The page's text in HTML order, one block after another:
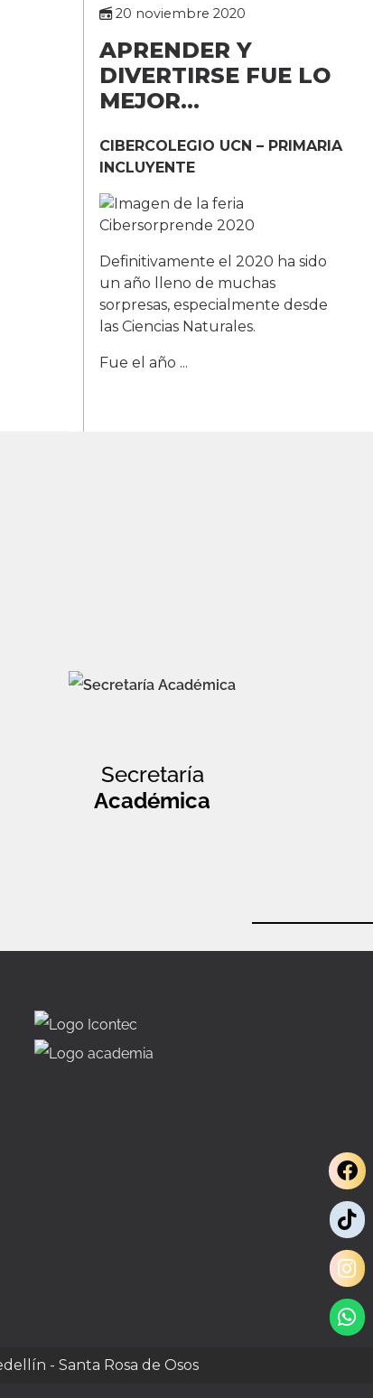
20 noviembre 2020
APRENDER Y
DIVERTIRSE FUE LO
MEJOR…
CIBERCOLEGIO UCN – PRIMARIA
INCLUYENTE
Definitivamente el 2020 ha sido
un año lleno de muchas
sorpresas, especialmente desde
las Ciencias Naturales.
Fue el año ...
Secretaría
Académica
- Santa Rosa de Osos